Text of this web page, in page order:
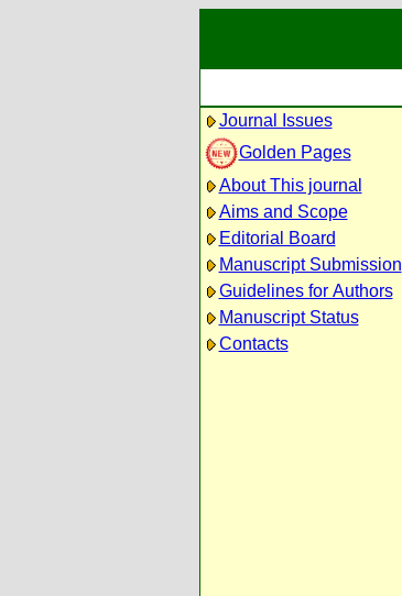
Journal Issues
Golden Pages
About This journal
Aims and Scope
Editorial Board
Manuscript Submission
Guidelines for Authors
Manuscript Status
Contacts